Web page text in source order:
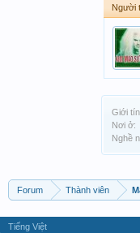
Người
Giới
Nơi ở:
Nghề
Forum Thành viên
Tiếng Việt